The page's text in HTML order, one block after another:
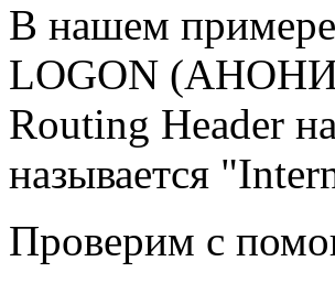
В нашем
LOGON
Routing Header
называется
Проверим с